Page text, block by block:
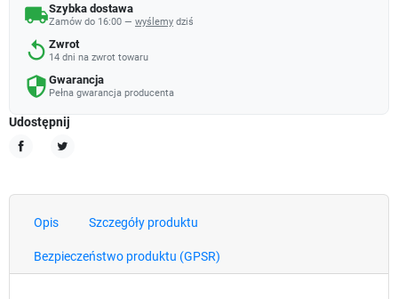
local_shippingSzybka dostawa
Zamów do 16:00 — wyślemy dziś
replay Zwrot
14 dni na zwrot towaru
security Gwarancja
Pełna gwarancja producenta
Udostępnij
Opis Szczegóły produktu
Bezpieczeństwo produktu (GPSR)